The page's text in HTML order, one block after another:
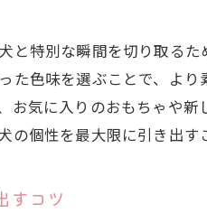
愛犬の好き
光と影の使
愛犬の動き
愛犬の個性
と特別な瞬間を切り取る
た色味を選ぶことで、よ
お気に入りのおもちゃや
の個性を最大限に引き出
すコツ